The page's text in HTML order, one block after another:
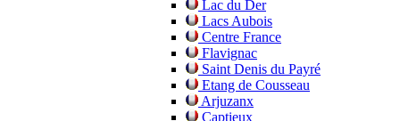
Lac du Der
Lacs Aubois
Centre France
Flavignac
Saint Denis du Payré
Etang de Cousseau
Arjuzanx
Captieux